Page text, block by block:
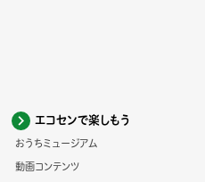
エコセンで楽しもう
おうちミュージアム
動画コンテンツ